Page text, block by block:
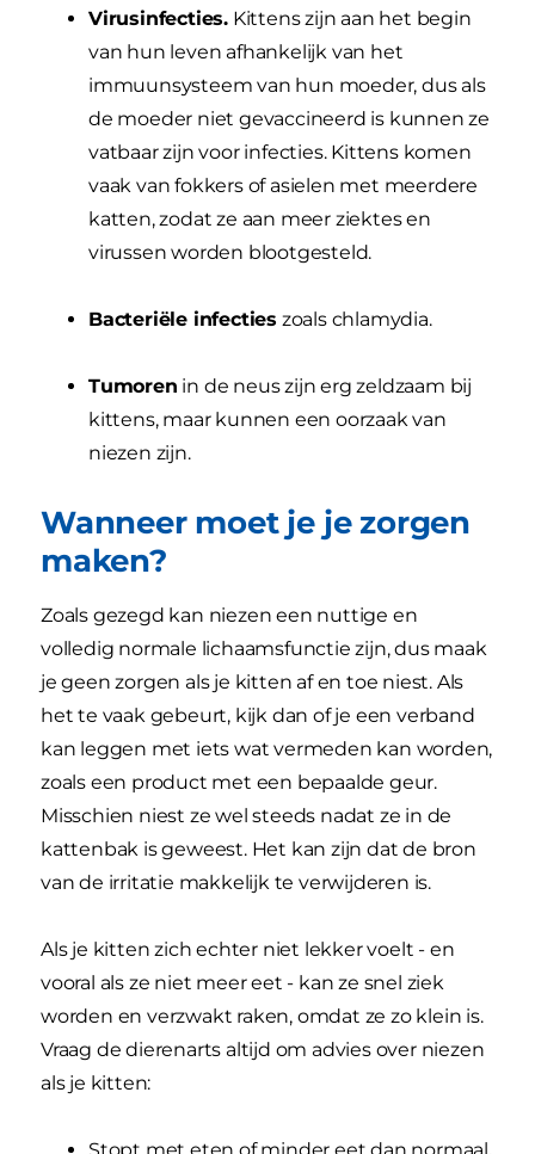
Virusinfecties. Kittens zijn aan het begin
van hun leven afhankelijk van het
immuunsysteem van hun moeder, dus als
de moeder niet gevaccineerd is kunnen ze
vatbaar zijn voor infecties. Kittens komen
vaak van fokkers of asielen met meerdere
katten, zodat ze aan meer ziektes en
virussen worden blootgesteld.
Bacteriële infecties zoals chlamydia.
Tumoren in de neus zijn erg zeldzaam bij
kittens, maar kunnen een oorzaak van
niezen zijn.
Wanneer moet je je zorgen
maken?
Zoals gezegd kan niezen een nuttige en
volledig normale lichaamsfunctie zijn, dus maak
je geen zorgen als je kitten af en toe niest. Als
het te vaak gebeurt, kijk dan of je een verband
kan leggen met iets wat vermeden kan worden,
zoals een product met een bepaalde geur.
Misschien niest ze wel steeds nadat ze in de
kattenbak is geweest. Het kan zijn dat de bron
van de irritatie makkelijk te verwijderen is.
Als je kitten zich echter niet lekker voelt - en
vooral als ze niet meer eet - kan ze snel ziek
worden en verzwakt raken, omdat ze zo klein is.
Vraag de dierenarts altijd om advies over niezen
als je kitten: